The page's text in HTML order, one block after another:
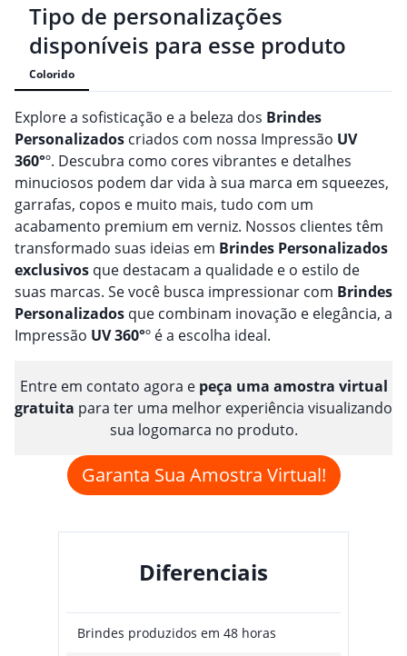
Tipo de personalizações
disponíveis para esse produto
Colorido
Explore a sofisticação e a beleza dos Brindes
Personalizados criados com nossa Impressão UV
360°º. Descubra como cores vibrantes e detalhes
minuciosos podem dar vida à sua marca em squeezes,
garrafas, copos e muito mais, tudo com um
acabamento premium em verniz. Nossos clientes têm
transformado suas ideias em Brindes Personalizados
exclusivos que destacam a qualidade e o estilo de
suas marcas. Se você busca impressionar com Brindes
Personalizados que combinam inovação e elegância, a
Impressão UV 360°º é a escolha ideal.
Entre em contato agora e peça uma amostra virtual
gratuita para ter uma melhor experiência visualizando
sua logomarca no produto.
Garanta Sua Amostra Virtual!
Diferenciais
Brindes produzidos em 48 horas